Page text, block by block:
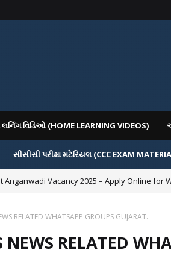
લર્નિગ વિડિઓ (HOME LEARNING VIDEOS)
સીસીસી પરીક્ષા મટેરિયલ (CCC EXAM
Anganwadi Vacancy 2025 – Apply Online for
RELATED WHATSAPP GROUPS GUJARAT.
RELATED